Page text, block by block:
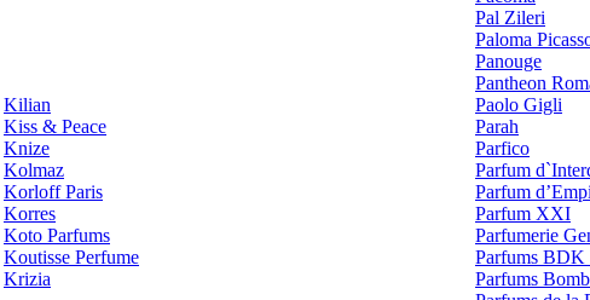
Kilian
Kiss & Peace
Knize
Kolmaz
Korloff Paris
Korres
Koto Parfums
Koutisse Perfume
Krizia
Pal Zileri
Paloma
Panouge
Pantheon
Paolo Gigli
Parah
Parfico
Parfum
Parfum
Parfum XXI
Parfumerie
Parfums BDK
Parfums